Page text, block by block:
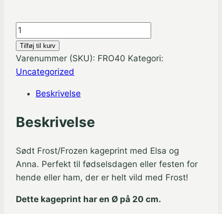
Frost
/
Frozen
rundt
40
Tilføj til kurv
Varenummer (SKU): FRO40 Kategori:
Uncategorized
Beskrivelse
Beskrivelse
Sødt Frost/Frozen kageprint med Elsa og
Anna. Perfekt til fødselsdagen eller festen for
hende eller ham, der er helt vild med Frost!
Dette kageprint har en Ø på 20 cm.